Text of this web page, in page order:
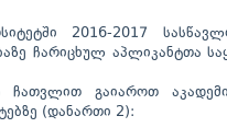
2016-2017
ჩარიცხულ აპლიკანტთა
გაიაროთ
(დანართი 2):